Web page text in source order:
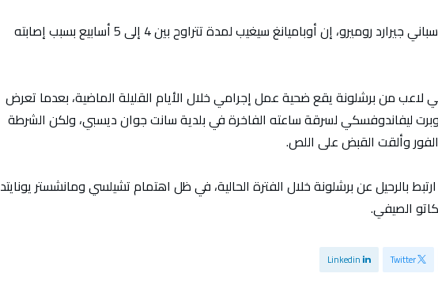
فيما قال الإعلامي الإسباني جيرارد روميرو، إن أوباميانغ سيغيب لمدة تتراوح بين 4 إلى 5 أسابيع بسبب إصابته
لاعب من برشلونة يقع ضحية عمل إجرامي خلال الأيام القليلة الماضية، بعدما تعرض
روبرت ليفاندوفسكي لسرقة ساعته الفاخرة في بلدية سانت جوان ديسبي، ولكن الشرطة
وألقت القبض على اللص.
بالرحيل عن برشلونة خلال الفترة الحالية، في ظل اهتمام تشيلسي ومانشستر يونايتد
الصيفي.
Twitter
Linkedin